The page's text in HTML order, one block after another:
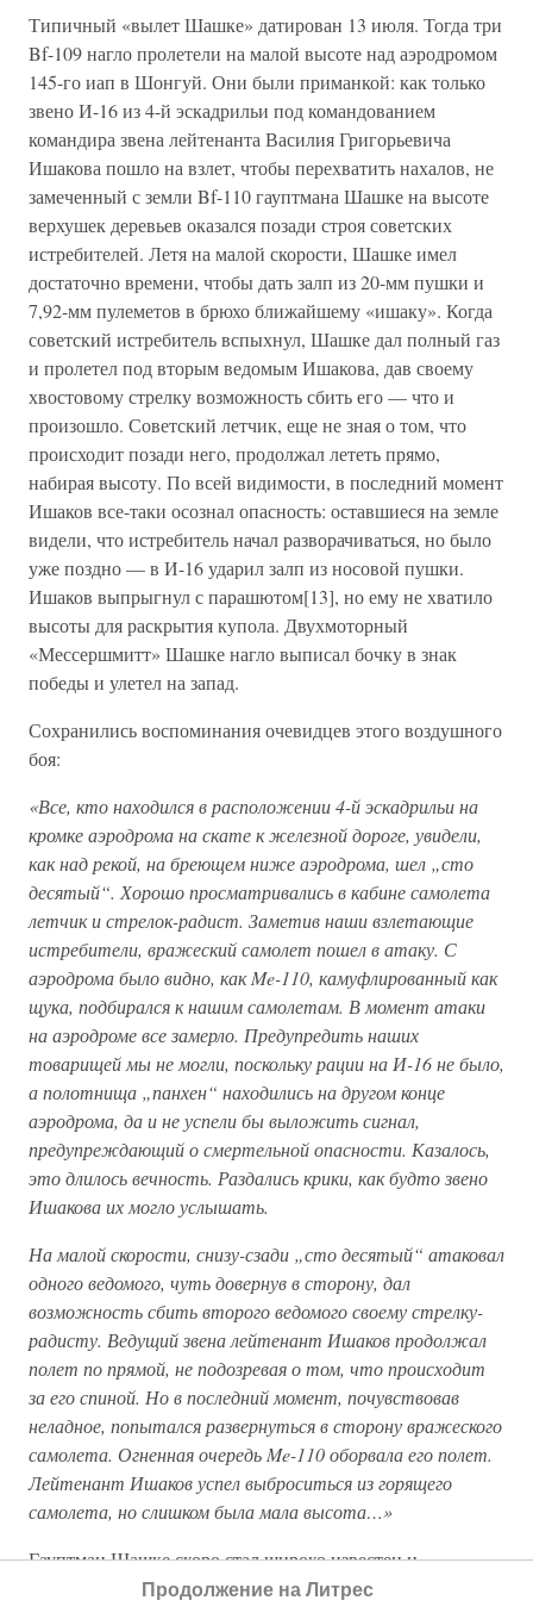
Типичный «вылет Шашке» датирован 13 июля. Тогда три
Bf-109 нагло пролетели на малой высоте над аэродромом
145-го иап в Шонгуй. Они были приманкой: как только
звено И-16 из 4-й эскадрильи под командованием
командира звена лейтенанта Василия Григорьевича
Ишакова пошло на взлет, чтобы перехватить нахалов, не
замеченный с земли Bf-110 гауптмана Шашке на высоте
верхушек деревьев оказался позади строя советских
истребителей. Летя на малой скорости, Шашке имел
достаточно времени, чтобы дать залп из 20-мм пушки и
7,92-мм пулеметов в брюхо ближайшему «ишаку». Когда
советский истребитель вспыхнул, Шашке дал полный газ
и пролетел под вторым ведомым Ишакова, дав своему
хвостовому стрелку возможность сбить его — что и
произошло. Советский летчик, еще не зная о том, что
происходит позади него, продолжал лететь прямо,
набирая высоту. По всей видимости, в последний момент
Ишаков все-таки осознал опасность: оставшиеся на земле
видели, что истребитель начал разворачиваться, но было
уже поздно — в И-16 ударил залп из носовой пушки.
Ишаков выпрыгнул с парашютом[13], но ему не хватило
высоты для раскрытия купола. Двухмоторный
«Мессершмитт» Шашке нагло выписал бочку в знак
победы и улетел на запад.
Сохранились воспоминания очевидцев этого воздушного
боя:
«Все, кто находился в расположении 4-й эскадрильи на
кромке аэродрома на скате к железной дороге, увидели,
как над рекой, на бреющем ниже аэродрома, шел „сто
десятый“. Хорошо просматривались в кабине самолета
летчик и стрелок-радист. Заметив наши взлетающие
истребители, вражеский самолет пошел в атаку. С
аэродрома было видно, как Me-110, камуфлированный как
щука, подбирался к нашим самолетам. В момент атаки
на аэродроме все замерло. Предупредить наших
товарищей мы не могли, поскольку рации на И-16 не было,
а полотнища „панхен“ находились на другом конце
аэродрома, да и не успели бы выложить сигнал,
предупреждающий о смертельной опасности. Казалось,
это длилось вечность. Раздались крики, как будто звено
Ишакова их могло услышать.
На малой скорости, снизу-сзади „сто десятый“ атаковал
одного ведомого, чуть довернув в сторону, дал
возможность сбить второго ведомого своему стрелку-
радисту. Ведущий звена лейтенант Ишаков продолжал
полет по прямой, не подозревая о том, что происходит
за его спиной. Но в последний момент, почувствовав
неладное, попытался развернуться в сторону вражеского
самолета. Огненная очередь Me-110 оборвала его полет.
Лейтенант Ишаков успел выброситься из горящего
самолета, но слишком была мала высота…»
Гауптман Шашке скоро стал широко известен и
ненавистен всем советским летчикам на Севере. Они
Продолжение на Литрес